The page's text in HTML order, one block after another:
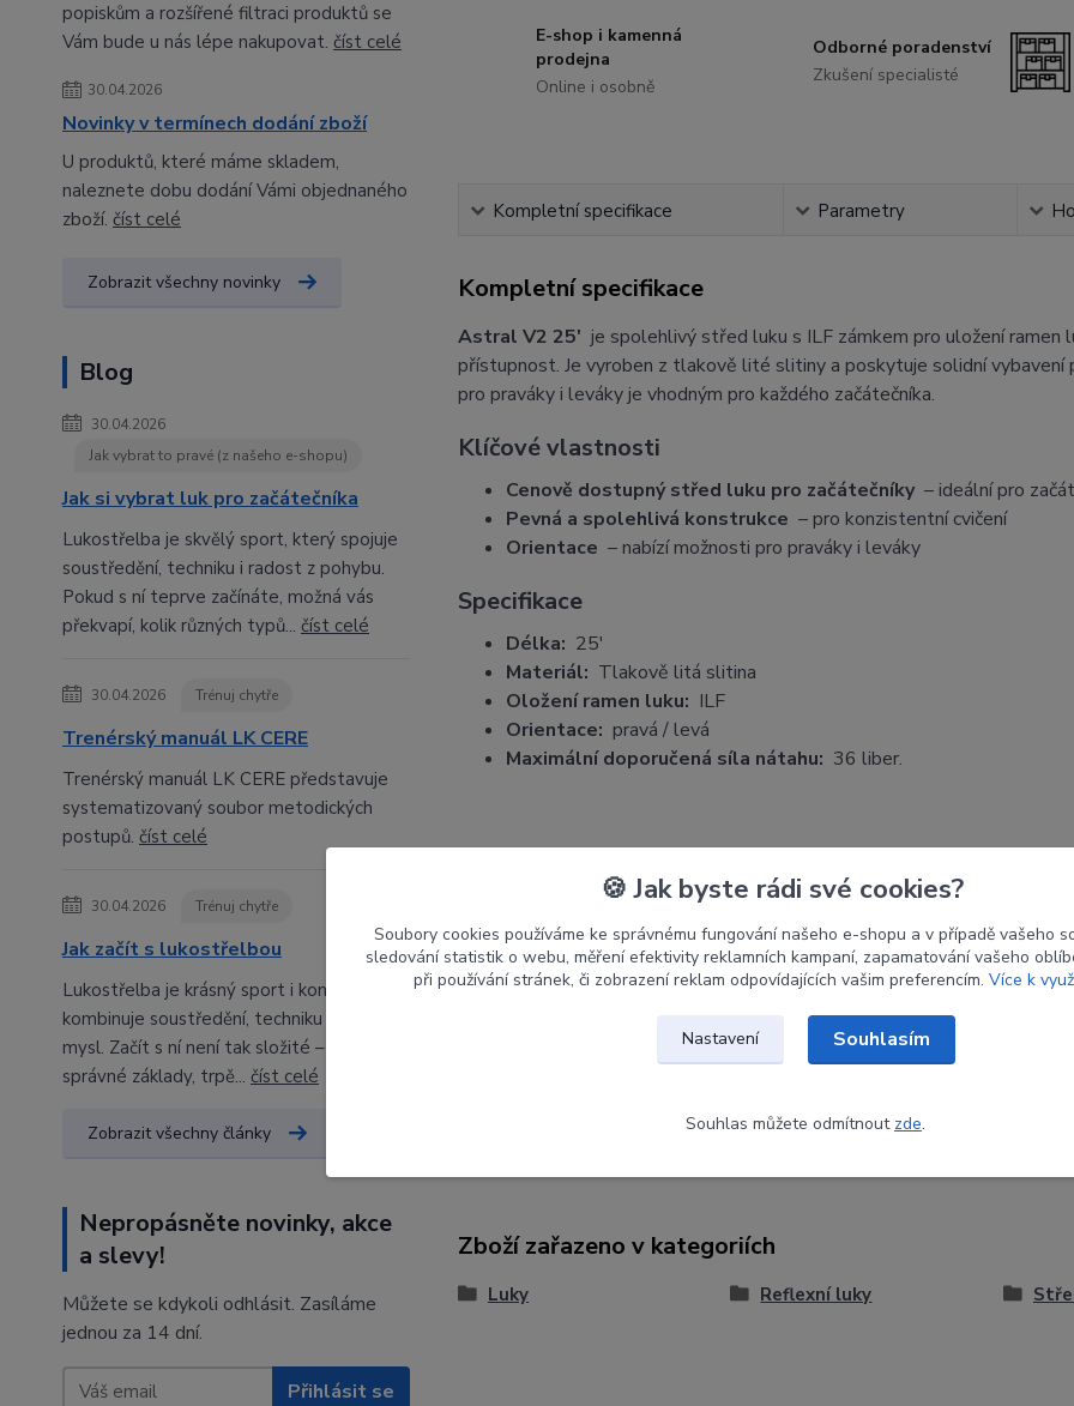
popiskům a rozšířené filtraci produktů se
Vám bude u nás lépe nakupovat. číst celé
30.04.2026
Novinky v termínech dodání zboží
U produktů, které máme skladem,
naleznete dobu dodání Vámi objednaného
zboží. číst celé
Zobrazit všechny novinky
Blog
30.04.2026
Jak vybrat to pravé (z našeho e-shopu)
Jak si vybrat luk pro začátečníka
Lukostřelba je skvělý sport, který spojuje
soustředění, techniku i radost z pohybu.
Pokud s ní teprve začínáte, možná vás
překvapí, kolik různých typů... číst celé
30.04.2026 Trénuj chytře
Trenérský manuál LK CERE
Trenérský manuál LK CERE představuje
systematizovaný soubor metodických
postupů. číst celé
30.04.2026 Trénuj chytře
Jak začít s lukostřelbou
Lukostřelba je krásný sport i koníček, který
kombinuje soustředění, techniku a klidnou
mysl. Začít s ní není tak složité – stačí
správné základy, trpě... číst celé
Zobrazit všechny články
Nepropásněte novinky, akce
a slevy!
Můžete se kdykoli odhlásit. Zasíláme
jednou za 14 dní.
Přihlásit se
E-shop i kamenná
prodejna
Online i osobně
Odborné poradenství
Zkušení specialisté
Kompletní specifikace Parametry
Kompletní specifikace
Astral V2 25' je spolehlivý střed luku s ILF zámkem pro uložení ramen
přístupnost. Je vyroben z tlakově lité slitiny a poskytuje solidní
pro praváky i leváky je vhodným pro každého začátečníka.
Klíčové vlastnosti
Cenově dostupný střed luku pro začátečníky– ideální pro
Pevná a spolehlivá konstrukce – pro konzistentní cvičení
Orientace – nabízí možnosti pro praváky i leváky
Specifikace
Délka: 25'
Materiál: Tlakově litá slitina
Oložení ramen luku: ILF
Orientace: pravá / levá
Maximální doporučená síla nátahu: 36 liber.
Výrobce
CORE
Bronzová
Zboží zařazeno v kategoriích
Luky Reflexní luky
🍪 Jak byste rádi své cookies?
Soubory cookies používáme ke správnému fungování našeho e-shopu a v případě vašeho
sledování statistik o webu, měření efektivity reklamních kampaní, zapamatování vašeho
při používání stránek, či zobrazení reklam odpovídajících vašim preferencím. Více k
Nastavení Souhlasím
Souhlas můžete odmítnout zde.